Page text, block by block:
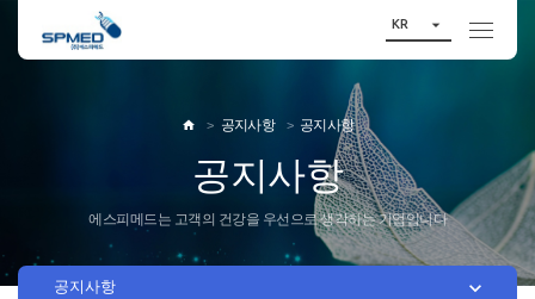
KR 
 공지사항 공지사항
공지사항
에스피메드는 고객의 건강을 우선으로 생각하는 기업입니다
공지사항 